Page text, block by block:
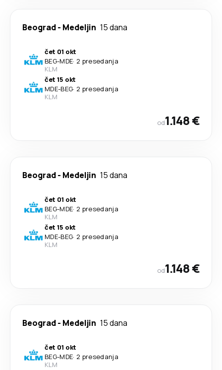
Beograd- Medeljin 15 dana
čet 01 okt
BEG-MDE· 2 presedanja
KLM
čet 15 okt
MDE-BEG· 2 presedanja
KLM
od1.148 €
Beograd- Medeljin 15 dana
čet 01 okt
BEG-MDE· 2 presedanja
KLM
čet 15 okt
MDE-BEG· 2 presedanja
KLM
od1.148 €
Beograd- Medeljin 15 dana
čet 01 okt
BEG-MDE· 2 presedanja
KLM